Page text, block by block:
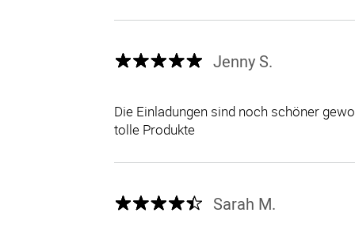
Jenny S.
Die Einladungen sind noch schöner
tolle Produkte
Sarah M.